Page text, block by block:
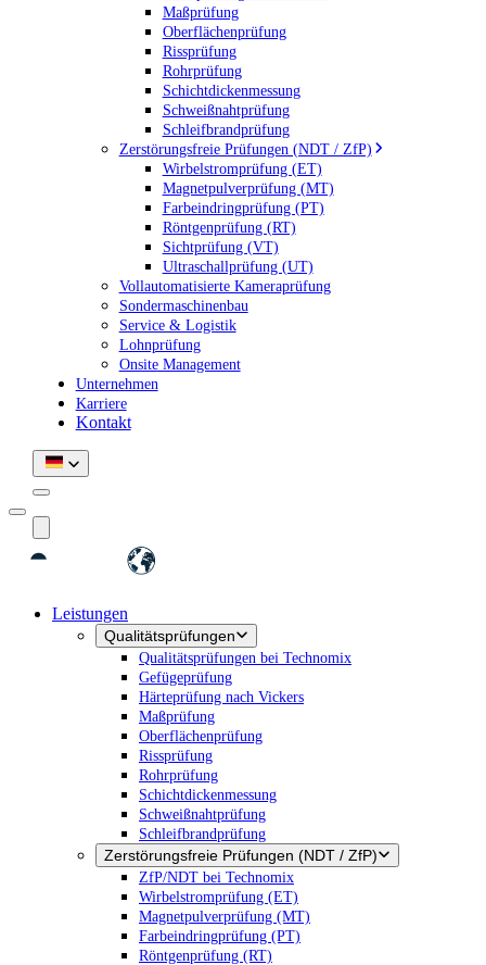
Maßprüfung
Oberflächenprüfung
Rissprüfung
Rohrprüfung
Schichtdickenmessung
Schweißnahtprüfung
Schleifbrandprüfung
Zerstörungsfreie Prüfungen (NDT / ZfP)
Wirbelstromprüfung (ET)
Magnetpulverprüfung (MT)
Farbeindringprüfung (PT)
Röntgenprüfung (RT)
Sichtprüfung (VT)
Ultraschallprüfung (UT)
Vollautomatisierte Kameraprüfung
Sondermaschinenbau
Service & Logistik
Lohnprüfung
Onsite Management
Unternehmen
Karriere
Kontakt
Leistungen
Qualitätsprüfungen
Qualitätsprüfungen bei Technomix
Gefügeprüfung
Härteprüfung nach Vickers
Maßprüfung
Oberflächenprüfung
Rissprüfung
Rohrprüfung
Schichtdickenmessung
Schweißnahtprüfung
Schleifbrandprüfung
Zerstörungsfreie Prüfungen (NDT / ZfP)
ZfP/NDT bei Technomix
Wirbelstromprüfung (ET)
Magnetpulverprüfung (MT)
Farbeindringprüfung (PT)
Röntgenprüfung (RT)